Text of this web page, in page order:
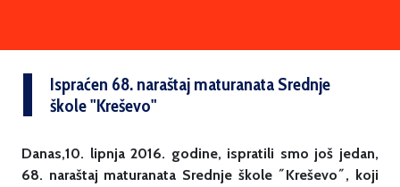
Ispraćen 68. naraštaj maturanata Srednje
škole "Kreševo"
Danas,10. lipnja 2016. godine, ispratili smo još jedan,
68. naraštaj maturanata Srednje škole ˝Kreševo˝, koji